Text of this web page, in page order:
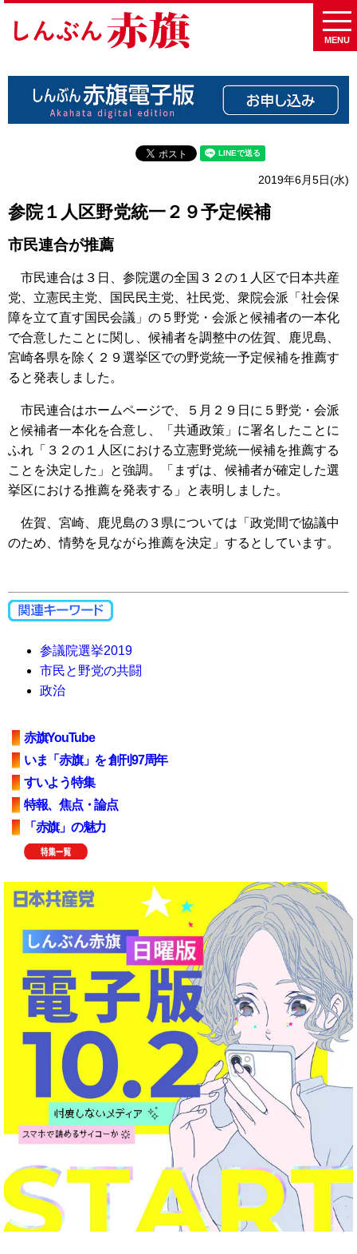
MENU
2019年6月5日(水)
参院１人区野党統一２９予定候補
市民連合が推薦
市民連合は３日、参院選の全国３２の１人区で日本共産
党、立憲民主党、国民民主党、社民党、衆院会派「社会保
障を立て直す国民会議」の５野党・会派と候補者の一本化
で合意したことに関し、候補者を調整中の佐賀、鹿児島、
宮崎各県を除く２９選挙区での野党統一予定候補を推薦す
ると発表しました。
市民連合はホームページで、５月２９日に５野党・会派
と候補者一本化を合意し、「共通政策」に署名したことに
ふれ「３２の１人区における立憲野党統一候補を推薦する
ことを決定した」と強調。「まずは、候補者が確定した選
挙区における推薦を発表する」と表明しました。
佐賀、宮崎、鹿児島の３県については「政党間で協議中
のため、情勢を見ながら推薦を決定」するとしています。
参議院選挙2019
市民と野党の共闘
政治
赤旗YouTube
いま「赤旗」を 創刊97周年
すいよう特集
特報、焦点・論点
「赤旗」の魅力